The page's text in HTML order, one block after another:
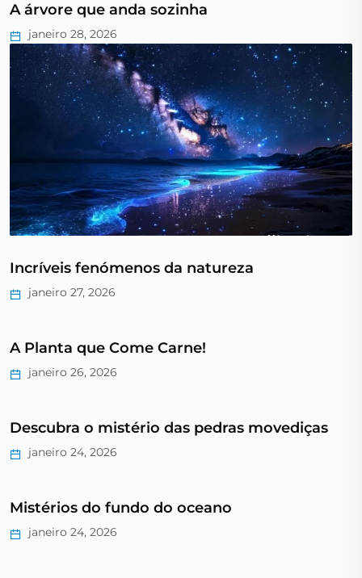
A árvore que anda sozinha
janeiro 28, 2026
Incríveis fenómenos da natureza
janeiro 27, 2026
A Planta que Come Carne!
janeiro 26, 2026
Descubra o mistério das pedras movediças
janeiro 24, 2026
Mistérios do fundo do oceano
janeiro 24, 2026